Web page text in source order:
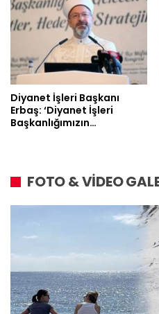
Diyanet İşleri Başkanı
Erbaş: ‘Diyanet İşleri
Başkanlığımızın…
FOTO & VİDEO